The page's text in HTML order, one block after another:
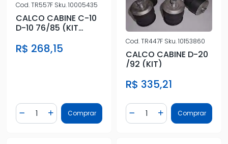
Cod.TR557F Sku.10005435
CALCO CABINE C-10
D-10 76/85 (KIT
R$ 268,15
Diminuir Quantidade
Quantidade
Adicionar Quantidade
Comprar
Cod.TR447F Sku.10153860
CALCO CABINE D-20
/92 (KIT)
R$ 335,21
Diminuir Quantidade
Quantidade
AdicionarComprar